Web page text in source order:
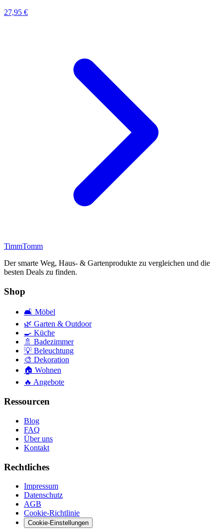
27,95 €
TimmTomm
Der smarte Weg, Haus- & Gartenprodukte zu vergleichen und die
besten Deals zu finden.
Shop
🛋️ Möbel
🌿 Garten & Outdoor
🍳 Küche
🚿 Badezimmer
💡 Beleuchtung
🎨 Dekoration
🏠 Wohnen
🔥 Angebote
Ressourcen
Blog
FAQ
Über uns
Kontakt
Rechtliches
Impressum
Datenschutz
AGB
Cookie-Richtlinie
Cookie-Einstellungen